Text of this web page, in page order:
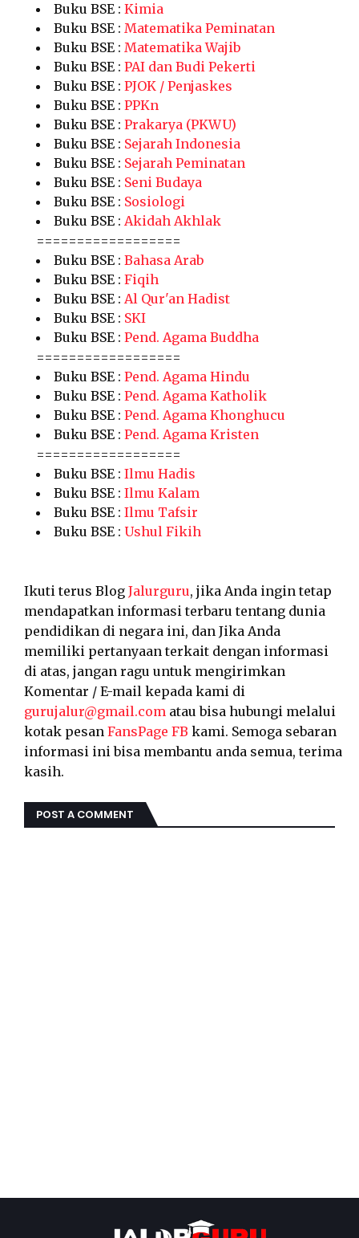
Buku BSE : Kimia
Buku BSE : Matematika Peminatan
Buku BSE : Matematika Wajib
Buku BSE : PAI dan Budi Pekerti
Buku BSE : PJOK / Penjaskes
Buku BSE : PPKn
Buku BSE : Prakarya (PKWU)
Buku BSE : Sejarah Indonesia
Buku BSE : Sejarah Peminatan
Buku BSE : Seni Budaya
Buku BSE : Sosiologi
Buku BSE : Akidah Akhlak
==================
Buku BSE : Bahasa Arab
Buku BSE : Fiqih
Buku BSE : Al Qur'an Hadist
Buku BSE : SKI
Buku BSE : Pend. Agama Buddha
==================
Buku BSE : Pend. Agama Hindu
Buku BSE : Pend. Agama Katholik
Buku BSE : Pend. Agama Khonghucu
Buku BSE : Pend. Agama Kristen
==================
Buku BSE : Ilmu Hadis
Buku BSE : Ilmu Kalam
Buku BSE : Ilmu Tafsir
Buku BSE : Ushul Fikih
Ikuti terus Blog Jalurguru, jika Anda ingin tetap
mendapatkan informasi terbaru tentang dunia
pendidikan di negara ini, dan Jika Anda
memiliki pertanyaan terkait dengan informasi
di atas, jangan ragu untuk mengirimkan
Komentar / E-mail kepada kami di
gurujalur@gmail.com atau bisa hubungi melalui
kotak pesan FansPage FB kami. Semoga sebaran
informasi ini bisa membantu anda semua, terima
kasih.
POST A COMMENT